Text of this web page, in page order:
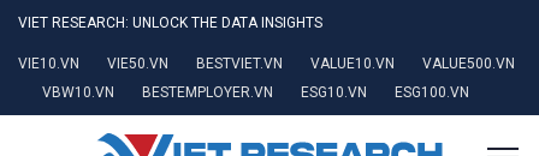
VIET RESEARCH: UNLOCK THE DATA INSIGHTS
VIE10.VN VIE50.VN BESTVIET.VN VALUE10.VN
VALUE500.VN
VBW10.VN
BESTEMPLOYER.VN ESG10.VN ESG100.VN